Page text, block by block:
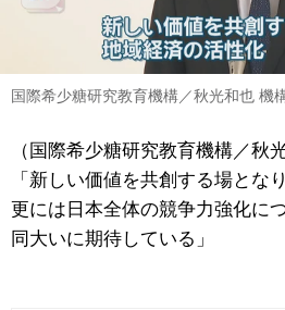
国際希少糖研究教育機構／秋光和也 機
（国際希少糖研究教育機構／秋
「新しい価値を共創する場とな
更には日本全体の競争力強化に
同大いに期待している」